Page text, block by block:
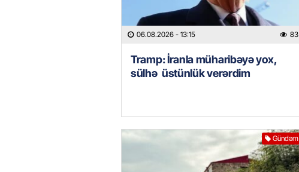
06.08.2026 - 13:15 83
Tramp: İranla müharibəyə yox,
sülhə üstünlük verərdim
Gündəm